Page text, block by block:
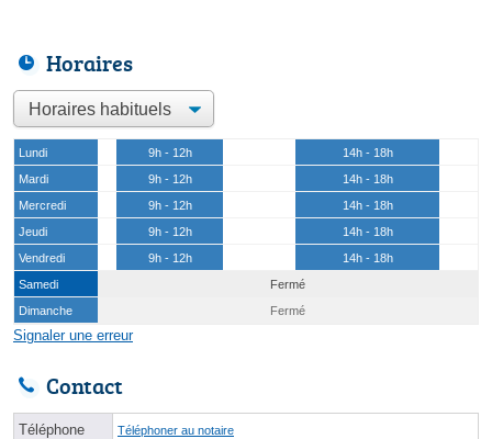
Horaires
Lundi 9h - 12h
14h - 18h
Mardi
9h - 12h
14h - 18h
Mercredi
9h - 12h
14h - 18h
Jeudi
9h - 12h
14h - 18h
Vendredi
9h - 12h
14h - 18h
Samedi
Fermé
Dimanche
Fermé
Signaler une erreur
Contact
Téléphone Téléphoner au notaire